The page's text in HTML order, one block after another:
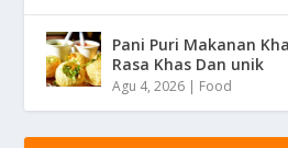
Pani Puri Makanan
Rasa Khas Dan unik
Agu 4, 2026 | Food